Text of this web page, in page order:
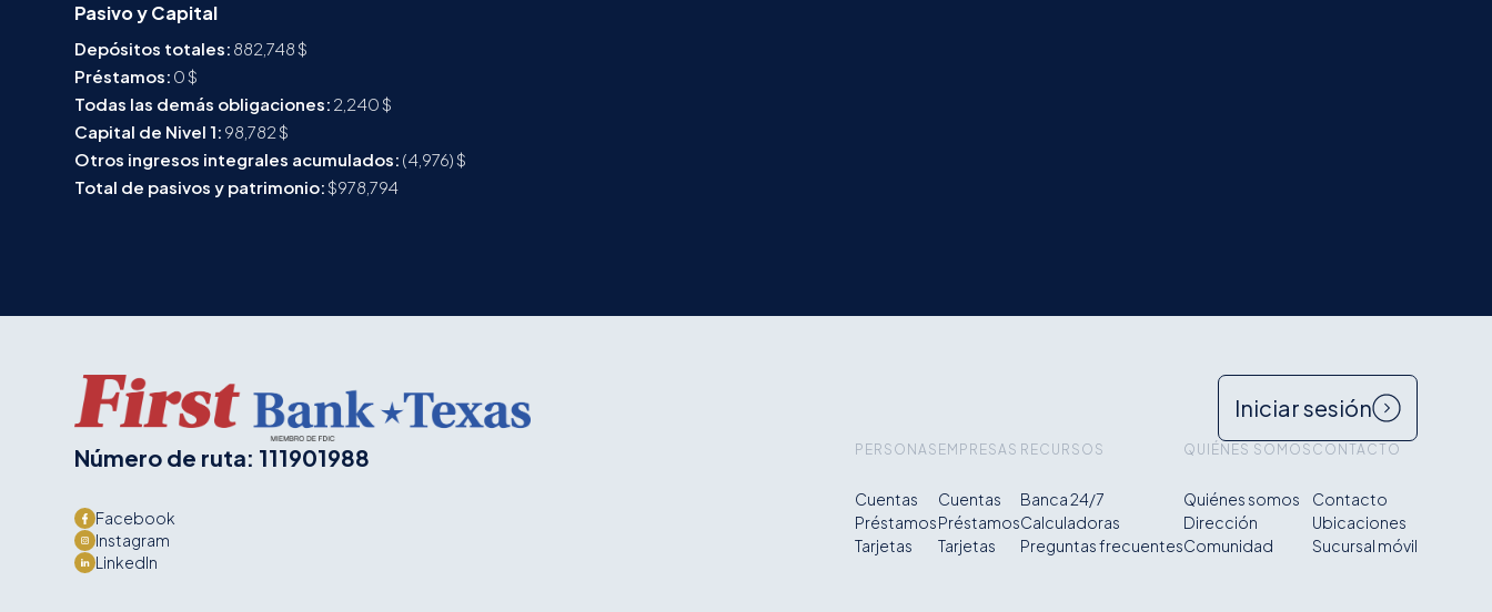
Pasivo y Capital
Depósitos totales: 882,748 $
Préstamos: 0 $
Todas las demás obligaciones: 2,240 $
Capital de Nivel 1: 98,782 $
Otros ingresos integrales acumulados: (4,976) $
Total de pasivos y patrimonio:$978,794
Iniciar sesión
Número de ruta: 111901988
Facebook
Instagram
LinkedIn
PERSONAS
Cuentas
Préstamos
Tarjetas
EMPRESAS
Cuentas
Préstamos
Tarjetas
RECURSOS
Banca 24/7
Calculadoras
Preguntas frecuentes
QUIÉNES SOMOS
Quiénes somos
Dirección
Comunidad
CONTACTO
Contacto
Ubicaciones
Sucursal móvil